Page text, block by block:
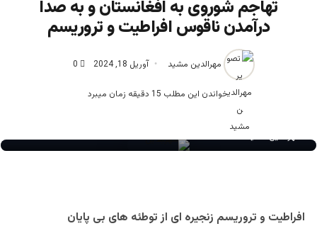
تهاجم شوروی به افغانستان و به صدا
درآمدن ناقوس افراطیت و تروریسم
مهرالدین مشید آوریل 18, 2024 0
خواندن این مطلب 15 دقیقه زمان میبرد
مهرالدین مشید
افراطیت و تروریسم زنجیره ای از توطئه های بی پایان